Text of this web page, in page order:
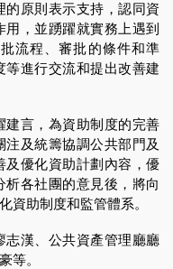
原則表示支持，認同資
，並踴躍就實務上遇到
流程、審批的條件和準
進行交流和提出改善建
言，為資助制度的完善
及統籌協調公共部門及
及優化資助計劃內容，優
各社團的意見後，將向
資助制度和監管體系。
漢、公共資產管理廳廳
等。